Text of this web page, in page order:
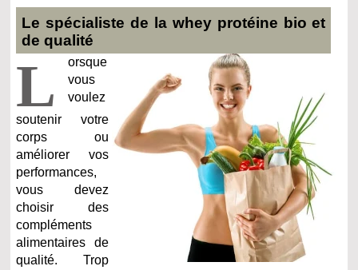
Le spécialiste de la whey protéine bio et
de qualité
L
orsque
vous
voulez
soutenir votre
corps ou
améliorer vos
performances,
vous devez
choisir des
compléments
alimentaires de
qualité. Trop